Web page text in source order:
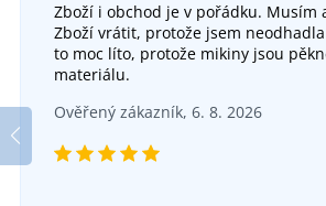
Zboží i obchod je v pořádku. Musím
Zboží vrátit, protože jsem neodhadla
to moc líto, protože mikiny jsou
materiálu.
Ověřený zákazník, 6. 8. 2026